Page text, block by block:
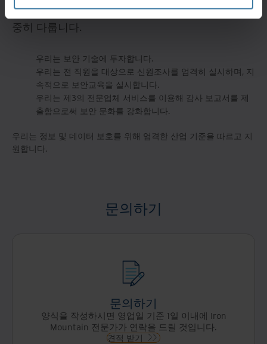
우리는 고객의 정보 및 자산을 마치 우리 것처럼 소
중히 다룹니다.
우리는 보안 기술에 투자합니다.
우리는 전 직원을 대상으로 신원조사를 엄격히 실시하며, 지
속적으로 보안교육을 실시합니다.
우리는 제3의 전문업체 서비스를 이용해 감사 보고서를 제
출함으로써 보안 문화를 강화합니다.
우리는 정보 및 데이터 보호를 위해 엄격한 산업 기준을 따르고 지
원합니다.
문의하기
문의하기
양식을 작성하시면 영업일 기준 1일 이내에 Iron
Mountain 전문가가 연락을 드릴 것입니다.
견적 받기